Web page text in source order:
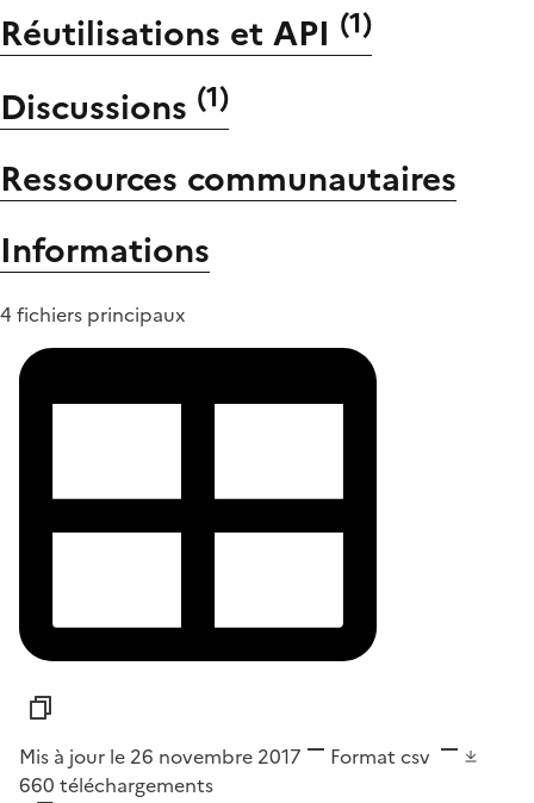
Réutilisations et API (1)
Discussions (1)
Ressources communautaires
Informations
4 fichiers principaux
Mis à jour le 26 novembre 2017 Format csv
660 téléchargements